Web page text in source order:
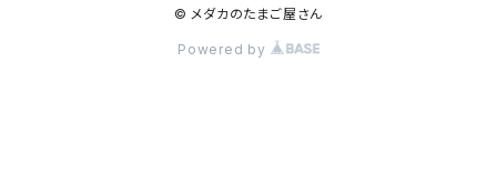
© メダカのたまご屋さん
Powered by